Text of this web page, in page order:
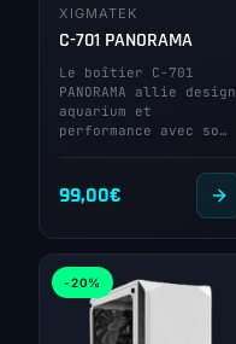
XIGMATEK
C-701 PANORAMA
Le boîtier C-701
PANORAMA allie design
aquarium et
performance avec so…
99,00€
-20%